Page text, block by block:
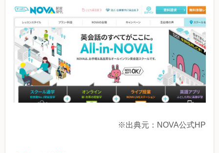
※出典元：NOVA公式HP